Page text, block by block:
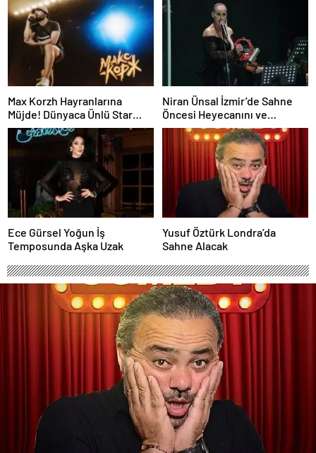
Performans
Max Korzh Hayranlarına
Müjde! Dünyaca Ünlü Star
İstanbul’da Canlı
Performansla Hayranlarıyla
Niran Ünsal İzmir’de Sahne
Öncesi Heyecanını ve
Projelerini Anlattı
Ece Gürsel Yoğun İş
Temposunda Aşka Uzak
Yusuf Öztürk Londra’da
Sahne Alacak